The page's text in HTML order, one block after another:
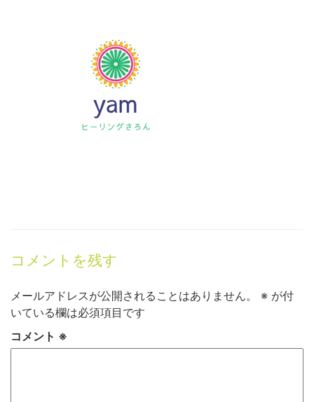
コメントを残す
メールアドレスが公開されることはありません。 ※ が付
いている欄は必須項目です
コメント ※